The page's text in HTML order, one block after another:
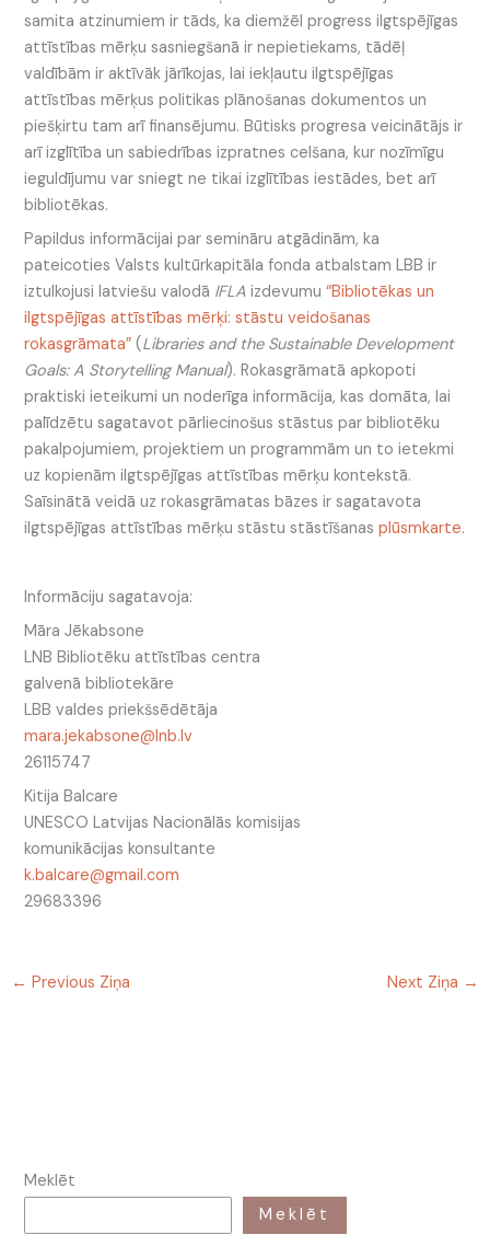
samita atzinumiem ir tāds, ka diemžēl progress ilgtspējīgas
attīstības mērķu sasniegšanā ir nepietiekams, tādēļ
valdībām ir aktīvāk jārīkojas, lai iekļautu ilgtspējīgas
attīstības mērķus politikas plānošanas dokumentos un
piešķirtu tam arī finansējumu. Būtisks progresa veicinātājs ir
arī izglītība un sabiedrības izpratnes celšana, kur nozīmīgu
ieguldījumu var sniegt ne tikai izglītības iestādes, bet arī
bibliotēkas.
Papildus informācijai par semināru atgādinām, ka
pateicoties Valsts kultūrkapitāla fonda atbalstam LBB ir
iztulkojusi latviešu valodā IFLA izdevumu“Bibliotēkas un
ilgtspējīgas attīstības mērķi: stāstu veidošanas
rokasgrāmata” (Libraries and the Sustainable Development
Goals: A Storytelling Manual). Rokasgrāmatā apkopoti
praktiski ieteikumi un noderīga informācija, kas domāta, lai
palīdzētu sagatavot pārliecinošus stāstus par bibliotēku
pakalpojumiem, projektiem un programmām un to ietekmi
uz kopienām ilgtspējīgas attīstības mērķu kontekstā.
Saīsinātā veidā uz rokasgrāmatas bāzes ir sagatavota
ilgtspējīgas attīstības mērķu stāstu stāstīšanasplūsmkarte.
Informāciju sagatavoja:
Māra Jēkabsone
LNB Bibliotēku attīstības centra
galvenā bibliotekāre
LBB valdes priekšsēdētāja
mara.jekabsone@lnb.lv
26115747
Kitija Balcare
UNESCO Latvijas Nacionālās komisijas
komunikācijas konsultante
k.balcare@gmail.com
29683396
← Previous Ziņa Next Ziņa →
Meklēt
Meklēt